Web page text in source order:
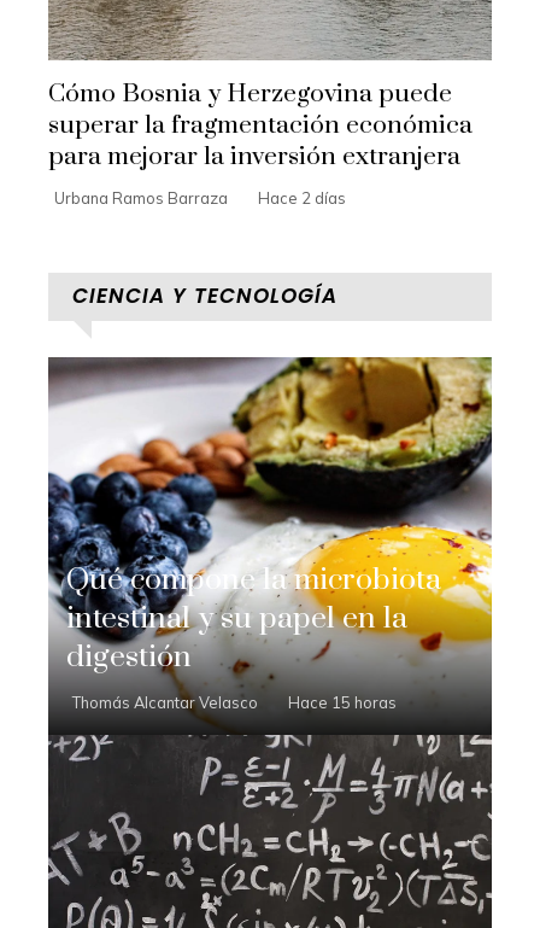
Cómo Bosnia y Herzegovina puede
superar la fragmentación económica
para mejorar la inversión extranjera
Urbana Ramos Barraza Hace 2 días
CIENCIA Y TECNOLOGÍA
Qué compone la microbiota
intestinal y su papel en la
digestión
Thomás Alcantar Velasco Hace 15 horas